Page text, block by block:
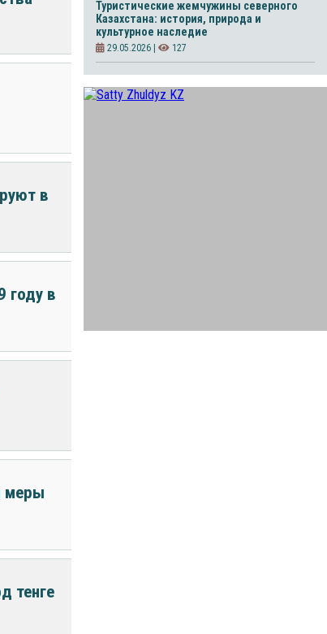
в
году в
меры
тенге
Туристические жемчужины северного
Казахстана: история, природа и
культурное наследие
29.05.2026 | 127